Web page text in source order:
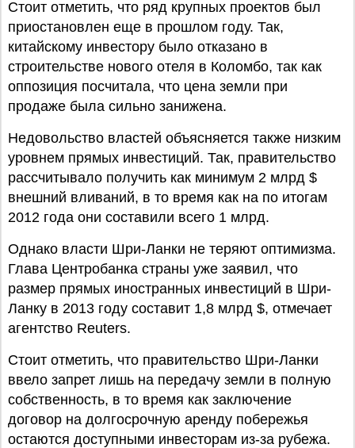
Стоит отметить, что ряд крупных проектов был
приостановлен еще в прошлом году. Так,
китайскому инвестору было отказано в
строительстве нового отеля в Коломбо, так как
оппозиция посчитала, что цена земли при
продаже была сильно занижена.
Недовольство властей объясняется также низким
уровнем прямых инвестиций. Так, правительство
рассчитывало получить как минимум 2 млрд $
внешний вливаний, в то время как на по итогам
2012 года они составили всего 1 млрд.
Однако власти Шри-Ланки не теряют оптимизма.
Глава Центробанка страны уже заявил, что
размер прямых иностранных инвестиций в Шри-
Ланку в 2013 году составит 1,8 млрд $, отмечает
агентство Reuters.
Стоит отметить, что правительство Шри-Ланки
ввело запрет лишь на передачу земли в полную
собственность, в то время как заключение
договор на долгосрочную аренду побережья
остаются доступными инвесторам из-за рубежа.